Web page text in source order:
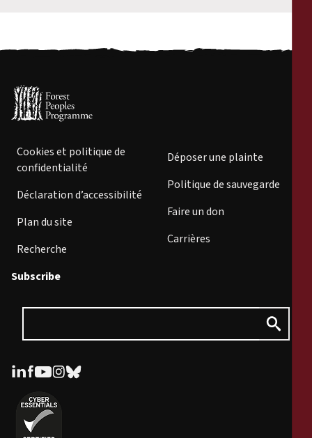
Cookies et politique de
confidentialité
Déclaration d’accessibilité
Plan du site
Recherche
Déposer une plainte
Politique de sauvegarde
Faire un don
Carrières
Subscribe